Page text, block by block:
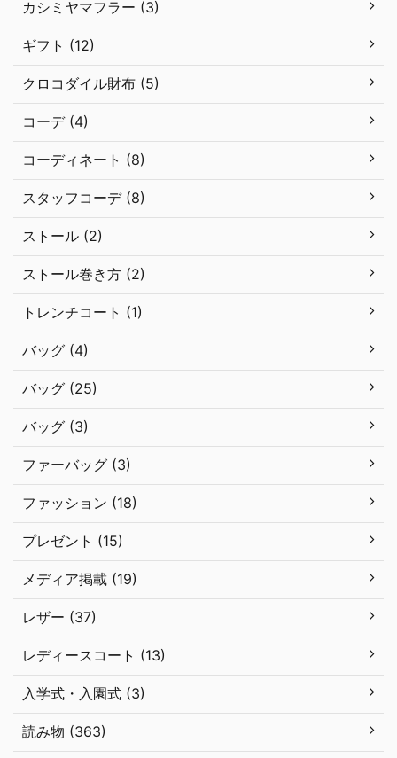
カシミヤマフラー (3)
ギフト (12)
クロコダイル財布 (5)
コーデ (4)
コーディネート (8)
スタッフコーデ (8)
ストール (2)
ストール巻き方 (2)
トレンチコート (1)
バッグ (4)
バッグ (25)
バッグ (3)
ファーバッグ (3)
ファッション (18)
プレゼント (15)
メディア掲載 (19)
レザー (37)
レディースコート (13)
入学式・入園式 (3)
読み物 (363)